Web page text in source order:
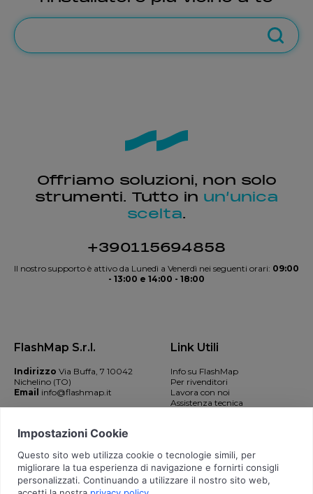
Offriamo soluzioni, non solo
strumenti. Tutto in un’unica
scelta.
+390115694858
Il nostro supporto è attivo da Lunedì a Venerdì nei seguenti orari: 09:00
- 13:00 e 14:00 - 18:00
FlashMap S.r.l.
Indirizzo Via Buffa, 7 10042
Nichelino (TO)
Email info@flashmap.it
Link Utili
Info su FlashMap
Per rivenditori
Lavora con noi
Assistenza tecnica